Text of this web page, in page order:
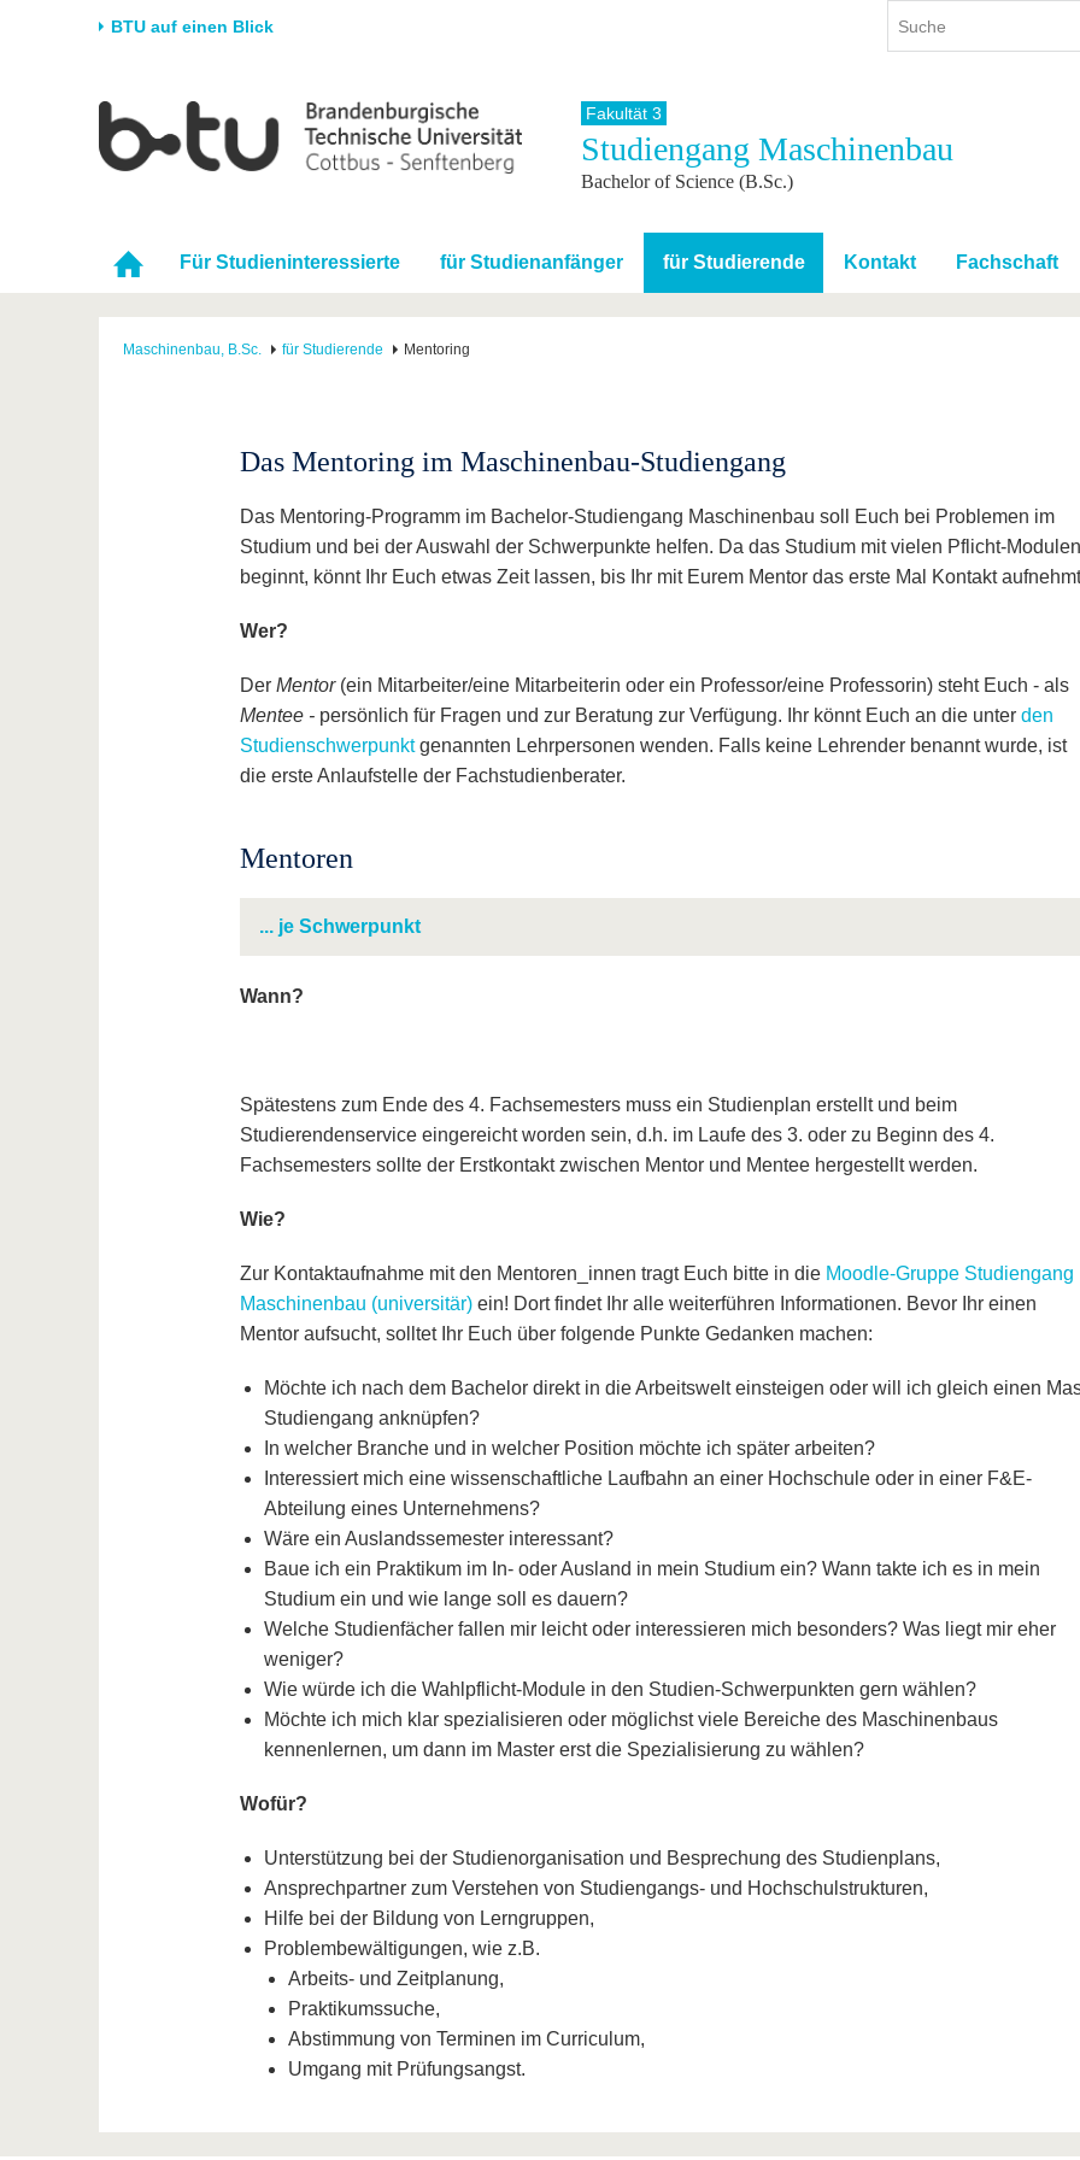
BTU auf einen Blick
Universität
Karriere & Engagement
Partnerschaften &
Strukturwandel
Forschung
Förderung
Wissenschaftlicher
Nachwuchs
Studium
Studienangebot
Im Studium
Nach dem Studium
International
Internationales Profil
Mit der BTU ins Ausland
Für internationale
Studierende
Weiterbildung
Fakultät 3
Studiengang Maschinenbau
Bachelor of Science (B.Sc.)
Für Studieninteressierte für Studienanfänger für Studierende Kontakt Fachschaft
Maschinenbau, B.Sc. für Studierende Mentoring
Das Mentoring im Maschinenbau-Studiengang
Das Mentoring-Programm im Bachelor-Studiengang Maschinenbau soll Euch bei Problemen im
Studium und bei der Auswahl der Schwerpunkte helfen. Da das Studium mit vielen Pflicht-Modulen
beginnt, könnt Ihr Euch etwas Zeit lassen, bis Ihr mit Eurem Mentor das erste Mal Kontakt
Wer?
Der Mentor (ein Mitarbeiter/eine Mitarbeiterin oder ein Professor/eine Professorin) steht Euch - als
Mentee - persönlich für Fragen und zur Beratung zur Verfügung. Ihr könnt Euch an die unter den
Studienschwerpunktgenannten Lehrpersonen wenden. Falls keine Lehrender benannt wurde, ist
die erste Anlaufstelle der Fachstudienberater.
Mentoren
... je Schwerpunkt
Wann?
Spätestens zum Ende des 4. Fachsemesters muss ein Studienplan erstellt und beim
Studierendenservice eingereicht worden sein, d.h. im Laufe des 3. oder zu Beginn des 4.
Fachsemesters sollte der Erstkontakt zwischen Mentor und Mentee hergestellt werden.
Wie?
Zur Kontaktaufnahme mit den Mentoren_innen tragt Euch bitte in die Moodle-Gruppe Studiengang
Maschinenbau (universitär)ein! Dort findet Ihr alle weiterführen Informationen. Bevor Ihr einen
Mentor aufsucht, solltet Ihr Euch über folgende Punkte Gedanken machen:
Möchte ich nach dem Bachelor direkt in die Arbeitswelt einsteigen oder will ich gleich einen
Studiengang anknüpfen?
In welcher Branche und in welcher Position möchte ich später arbeiten?
Interessiert mich eine wissenschaftliche Laufbahn an einer Hochschule oder in einer F&E-
Abteilung eines Unternehmens?
Wäre ein Auslandssemester interessant?
Baue ich ein Praktikum im In- oder Ausland in mein Studium ein? Wann takte ich es in mein
Studium ein und wie lange soll es dauern?
Welche Studienfächer fallen mir leicht oder interessieren mich besonders? Was liegt mir eher
weniger?
Wie würde ich die Wahlpflicht-Module in den Studien-Schwerpunkten gern wählen?
Möchte ich mich klar spezialisieren oder möglichst viele Bereiche des Maschinenbaus
kennenlernen, um dann im Master erst die Spezialisierung zu wählen?
Wofür?
Unterstützung bei der Studienorganisation und Besprechung des Studienplans,
Ansprechpartner zum Verstehen von Studiengangs- und Hochschulstrukturen,
Hilfe bei der Bildung von Lerngruppen,
Problembewältigungen, wie z.B.
Arbeits- und Zeitplanung,
Praktikumssuche,
Abstimmung von Terminen im Curriculum,
Umgang mit Prüfungsangst.